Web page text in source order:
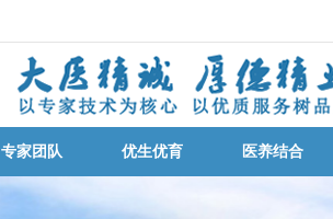
专家团队 优生优育 医养结合